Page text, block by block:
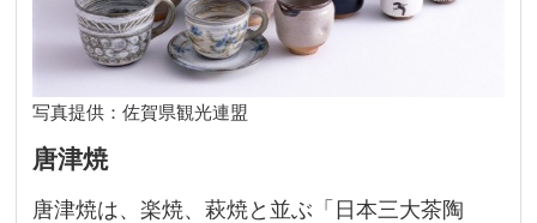
写真提供：佐賀県観光連盟
唐津焼
唐津焼は、楽焼、萩焼と並ぶ「日本三大茶陶